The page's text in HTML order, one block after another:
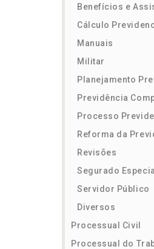
Cálculo
Manuais
Militar
Planejamento
Previdência
Processo
Reforma da
Revisões
Segurado Especial
Servidor Público
Diversos
Processual Civil
Processual do
TambémTambém